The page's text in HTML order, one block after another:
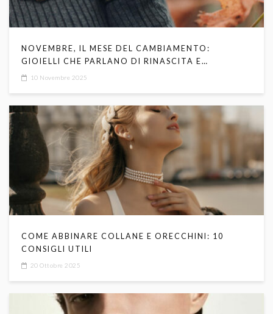
NOVEMBRE, IL MESE DEL CAMBIAMENTO:
GIOIELLI CHE PARLANO DI RINASCITA E
TRASFORMAZIONE
10 Novembre 2025
COME ABBINARE COLLANE E ORECCHINI: 10
CONSIGLI UTILI
20 Ottobre 2025